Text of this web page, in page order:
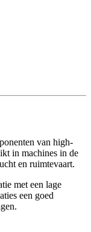
van high-
in machines in de
en ruimtevaart.
met een lage
een goed